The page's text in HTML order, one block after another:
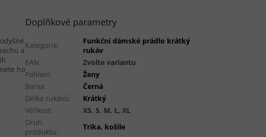
a
ho
Doplňkové parametry
Kategorie:
Funkční dámské prádlo krátký
rukáv
EAN:
Zvolte variantu
Pohlaví:
Ženy
Barva:
Černá
Délka rukávů:
Krátký
Velikost:
XS, S, M, L, XL
Druh
produktu:
Trika, košile